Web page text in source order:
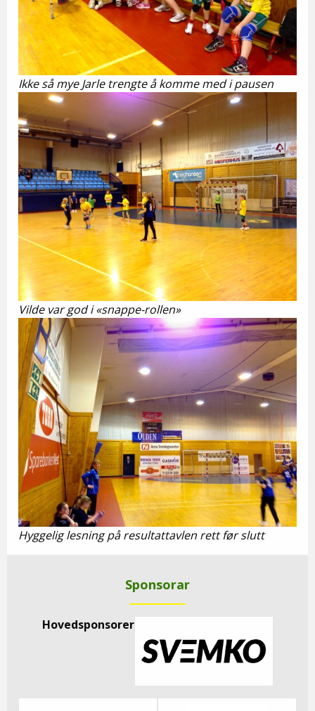
Ikke så mye Jarle trengte å komme med i pausen
Vilde var god i «snappe-rollen»
Hyggelig lesning på resultattavlen rett før slutt
Sponsorar
Hovedsponsorer